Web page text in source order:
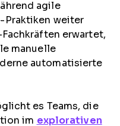
agile
Praktiken weiter
erwartet,
manuelle
automatisierte
es Teams, die
im explorativen